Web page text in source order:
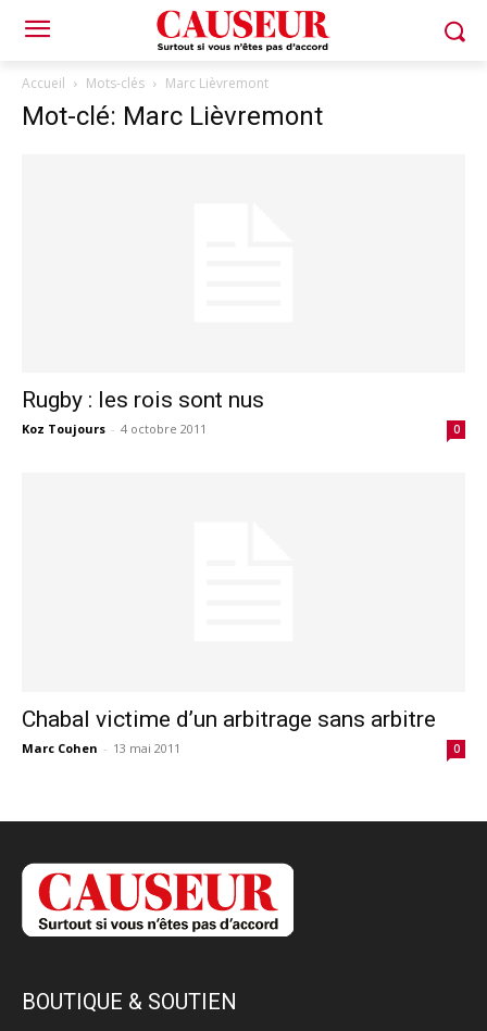
Accueil Mots-clés Marc Lièvremont
Mot-clé: Marc Lièvremont
Rugby : les rois sont nus
Koz Toujours - 4 octobre 2011 0
Chabal victime d’un arbitrage sans arbitre
Marc Cohen - 13 mai 2011 0
BOUTIQUE & SOUTIEN